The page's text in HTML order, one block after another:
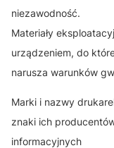
niezawodność.
Materiały
urządzeniem, do
narusza warunków
Marki i nazwy
znaki ich
informacyjnych